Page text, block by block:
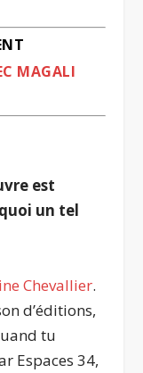
MAGALI
est
un tel
Chevallier.
d’éditions,
tu
Espaces 34,